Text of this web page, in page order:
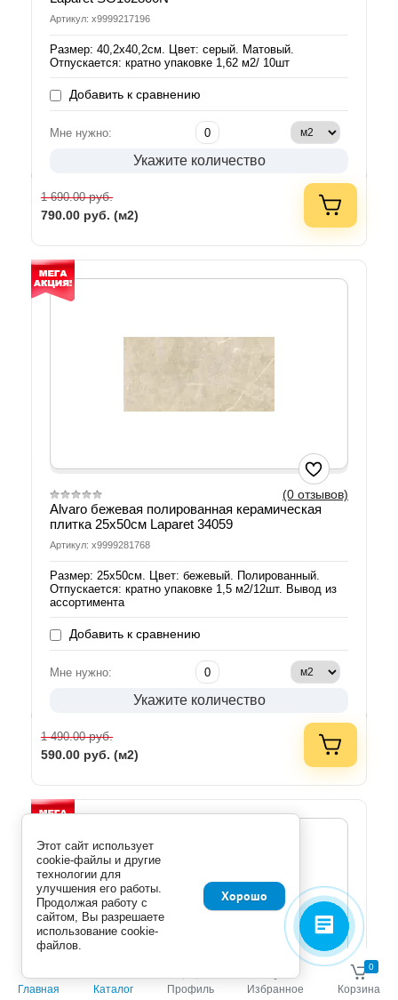
Артикул: х9999217196
Размер: 40,2х40,2см. Цвет: серый. Матовый.
Отпускается: кратно упаковке 1,62 м2/ 10шт
Добавить к сравнению
Мне нужно:
Укажите количество
1 690.00руб.
790.00 руб. (м2)
(0 отзывов)
Alvaro бежевая полированная керамическая
плитка 25х50см Laparet 34059
Артикул: х9999281768
Размер: 25х50см. Цвет: бежевый. Полированный.
Отпускается: кратно упаковке 1,5 м2/12шт. Вывод из
ассортимента
Добавить к сравнению
Мне нужно:
Укажите количество
1 490.00руб.
590.00 руб. (м2)
Главная Каталог Профиль Избранное
0
Корзина
Этот сайт использует
cookie-файлы и другие
технологии для
улучшения его работы.
Продолжая работу с
сайтом, Вы разрешаете
использование cookie-
файлов.
Хорошо